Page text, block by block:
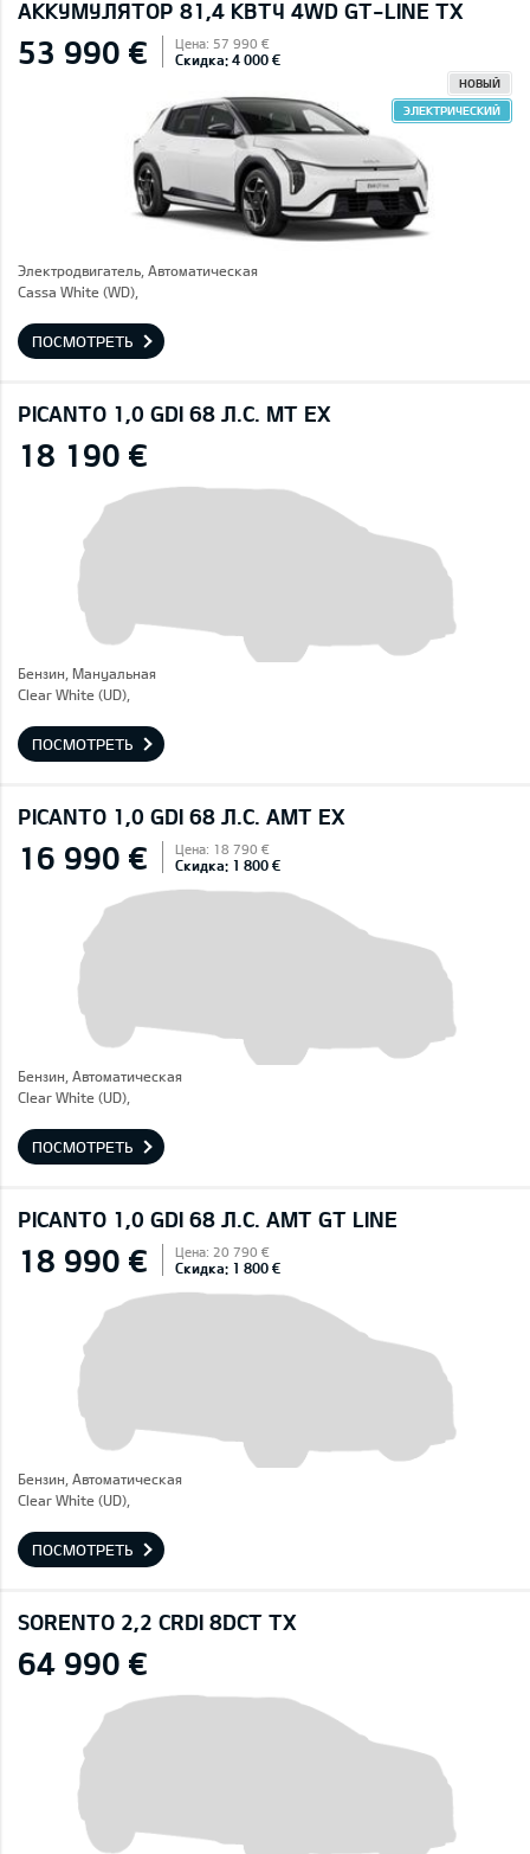
AККУМУЛЯТОР 81,4 КВТЧ 4WD GT-LINE TX
53 990 € Цена: 57 990 €
Скидка: 4 000 €
НОВЫЙ
ЭЛЕКТРИЧЕСКИЙ
Электродвигатель, Автоматическая
Cassa White (WD),
ПОСМОТРЕТЬ
PICANTO 1,0 GDI 68 Л.С. MT EX
18 190 €
Бензин, Mануальная
Clear White (UD),
ПОСМОТРЕТЬ
PICANTO 1,0 GDI 68 Л.С. AMT EX
16 990 € Цена: 18 790 €
Скидка: 1 800 €
Бензин, Автоматическая
Clear White (UD),
ПОСМОТРЕТЬ
PICANTO 1,0 GDI 68 Л.С. AMT GT LINE
18 990 € Цена: 20 790 €
Скидка: 1 800 €
Бензин, Автоматическая
Clear White (UD),
ПОСМОТРЕТЬ
SORENTO 2,2 CRDI 8DCT TX
64 990 €